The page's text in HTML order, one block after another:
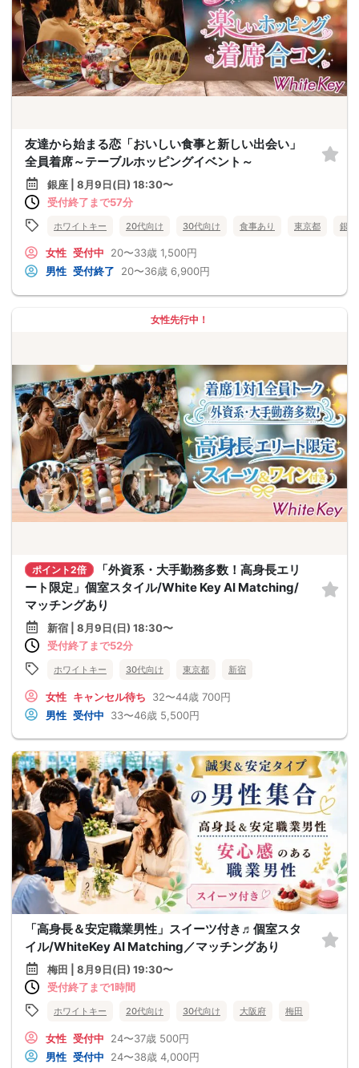
友達から始まる恋「おいしい食事と新しい出会い」
全員着席～テーブルホッピングイベント～
銀座 | 8月9日(日) 18:30〜
受付終了まで57分
ホワイトキー 20代向け 30代向け 食事あり 東京都 銀座
女性 受付中 20〜33歳 1,500円
男性 受付終了 20〜36歳 6,900円
女性先行中！
ポイント2倍
「外資系・大手勤務多数！高身長エリ
ート限定」個室スタイル/White Key AI Matching/
マッチングあり
新宿 | 8月9日(日) 18:30〜
受付終了まで52分
ホワイトキー 30代向け 東京都 新宿
女性 キャンセル待ち 32〜44歳 700円
男性 受付中 33〜46歳 5,500円
「高身長＆安定職業男性」スイーツ付き♬個室スタ
イル/WhiteKey AI Matching／マッチングあり
梅田 | 8月9日(日) 19:30〜
受付終了まで1時間
ホワイトキー 20代向け 30代向け 大阪府 梅田
女性 受付中 24〜37歳 500円
男性 受付中 24〜38歳 4,000円